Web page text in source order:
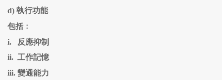
d) 執行功能
包括﹕
i.
反應抑制
ii. 工作記憶
iii. 變通能力